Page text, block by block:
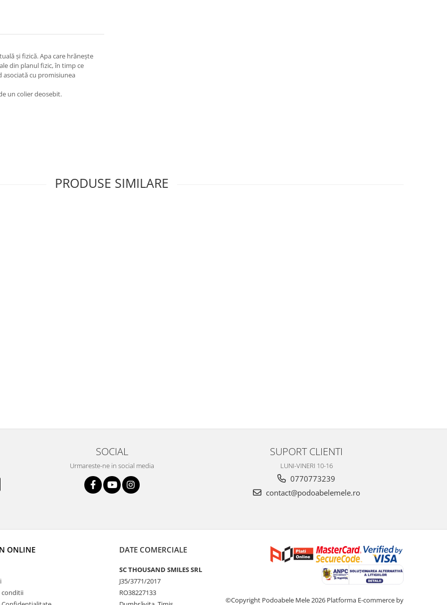
și fizică. Apa care hrănește
din planul fizic, în timp ce
asociată cu promisiunea
un colier deosebit.
PRODUSE SIMILARE
SOCIAL
Urmareste-ne in social media
SUPORT CLIENTI
LUNI-VINERI 10-16
0770773239
contact@podoabelemele.ro
ONLINE
conditii
DATE COMERCIALE
SC THOUSAND SMILES SRL
J35/3771/2017
RO38227133
©Copyright Podoabele Mele 2026 Platforma E-commerce by